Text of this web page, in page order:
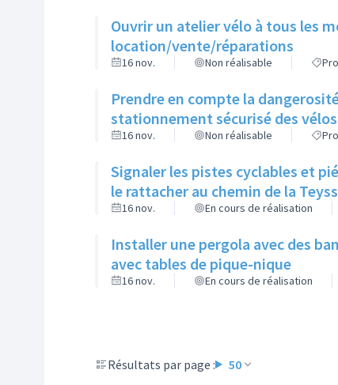
Ouvrir un atelier vélo à tous les
location/vente/réparations
16 nov. Non réalisable
Prendre en compte la
stationnement sécurisé des
16 nov. Non réalisable
Signaler les pistes cyclables et
le rattacher au chemin de la
16 nov. En cours de réalisation
Installer une pergola avec des
avec tables de pique-nique
16 nov. En cours de réalisation
Résultats par page : 50